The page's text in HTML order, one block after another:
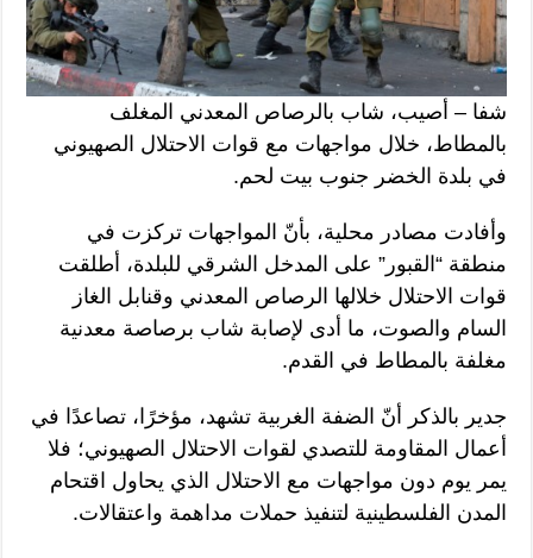
شفا – أصيب، شاب بالرصاص المعدني المغلف
بالمطاط، خلال مواجهات مع قوات الاحتلال الصهيوني
في بلدة الخضر جنوب بيت لحم.
وأفادت مصادر محلية، بأنّ المواجهات تركزت في
منطقة “القبور” على المدخل الشرقي للبلدة، أطلقت
قوات الاحتلال خلالها الرصاص المعدني وقنابل الغاز
السام والصوت، ما أدى لإصابة شاب برصاصة معدنية
مغلفة بالمطاط في القدم.
جدير بالذكر أنّ الضفة الغربية تشهد، مؤخرًا، تصاعدًا في
أعمال المقاومة للتصدي لقوات الاحتلال الصهيوني؛ فلا
يمر يوم دون مواجهات مع الاحتلال الذي يحاول اقتحام
المدن الفلسطينية لتنفيذ حملات مداهمة واعتقالات.